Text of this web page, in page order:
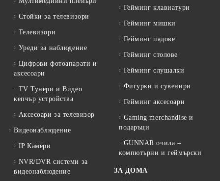
Стойки за телевизори
Телевизори
Уреди за наблюдение
Цифрови фотоапарати и
аксесоари
TV Тунери и Видео
кепчър устройства
Аксесоари за телевизор
Видеонаблюдение
IP Камери
NVR/DVR системи за
видеонаблюдение
Гейминг клавиатури
Гейминг мишки
Гейминг падове
Гейминг столове
Гейминг слушалки
Фигурки и сувенири
Гейминг аксесоари
Gaming merchandise и
подаръци
GUNNAR очила –
компютърни и геймърски
ЗА ДОМА